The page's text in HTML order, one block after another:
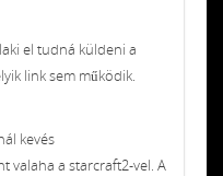
el tudná küldeni a
link sem működik.
kevés
valaha a starcraft2-vel. A